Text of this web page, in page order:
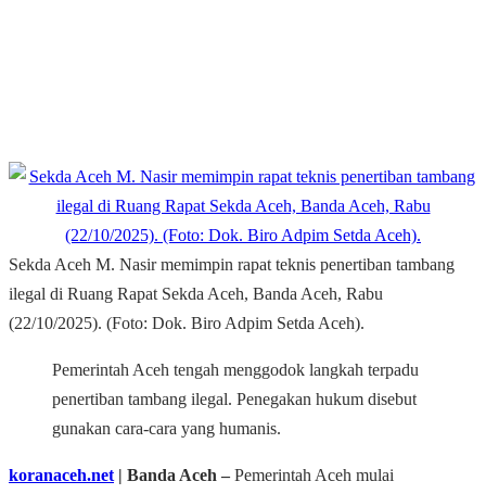
Sekda Aceh M. Nasir memimpin rapat teknis penertiban tambang
ilegal di Ruang Rapat Sekda Aceh, Banda Aceh, Rabu
(22/10/2025). (Foto: Dok. Biro Adpim Setda Aceh).
Pemerintah Aceh tengah menggodok langkah terpadu
penertiban tambang ilegal. Penegakan hukum disebut
gunakan cara-cara yang humanis.
koranaceh.net | Banda Aceh – Pemerintah Aceh mulai